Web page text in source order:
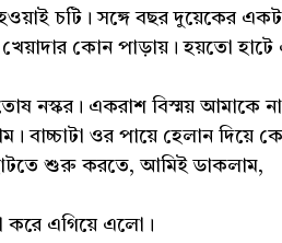
চটি। সঙ্গে বছর দুয়েকের একটা
কোন পাড়ায়। হয়তো হাটে
নস্কর। একরাশ বিস্ময় আমাকে
বাচ্চাটা ওর পায়ে হেলান দিয়ে
হাঁটতে শুরু করতে, আমিই ডাকলাম,
করে এগিয়ে এলো।